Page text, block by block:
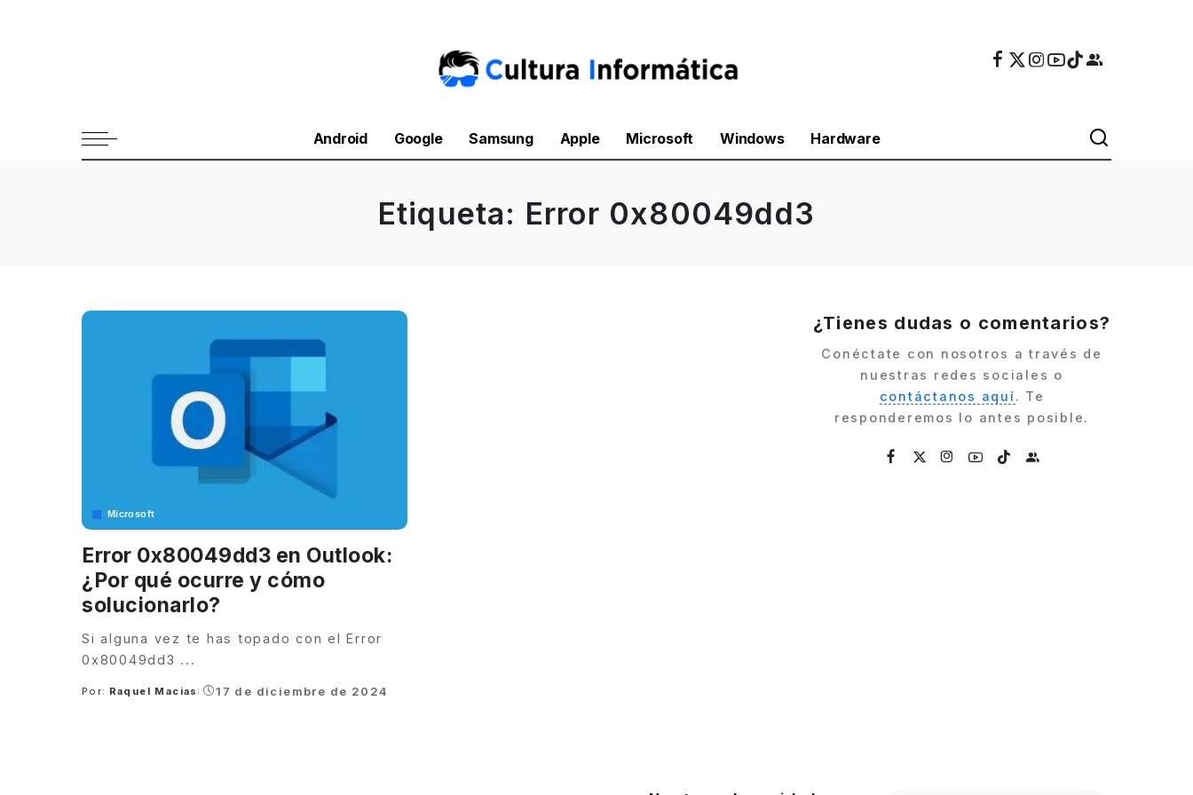
Android Google Samsung Apple Microsoft Windows Hardware
Etiqueta: Error 0x80049dd3
Microsoft
Error 0x80049dd3 en Outlook:
¿Por qué ocurre y cómo
solucionarlo?
Si alguna vez te has topado con el Error
0x80049dd3 ...
Posted
Por: Raquel Macias 17 de diciembre de 2024
¿Tienes dudas o comentarios?
Conéctate con nosotros a través de
nuestras redes sociales o
contáctanos aquí. Te
responderemos lo antes posible.